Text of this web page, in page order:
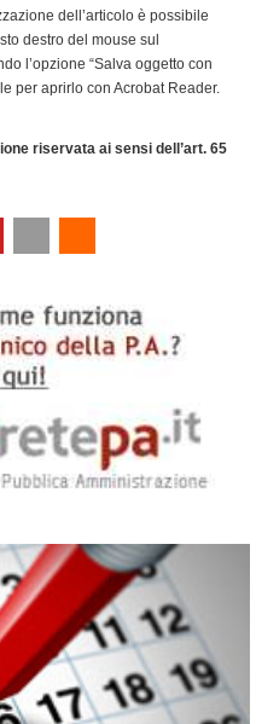
dell’articolo è possibile
destro del mouse sul
l’opzione “Salva oggetto con
per aprirlo con Acrobat Reader.
riservata ai sensi dell’art. 65